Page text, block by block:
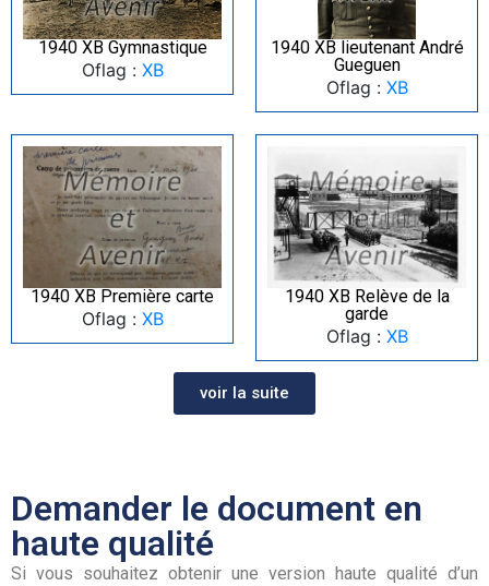
1940 XB Gymnastique
Oflag : XB
1940 XB lieutenant André
Gueguen
Oflag : XB
1940 XB Première carte
Oflag : XB
1940 XB Relève de la
garde
Oflag : XB
voir la suite
Demander le document en
haute qualité
Si vous souhaitez obtenir une version haute qualité d’un